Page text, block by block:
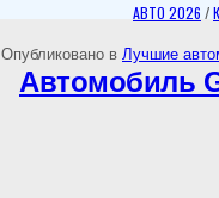
АВТО 2026 /
Опубликовано в Лучшие
Автомобиль